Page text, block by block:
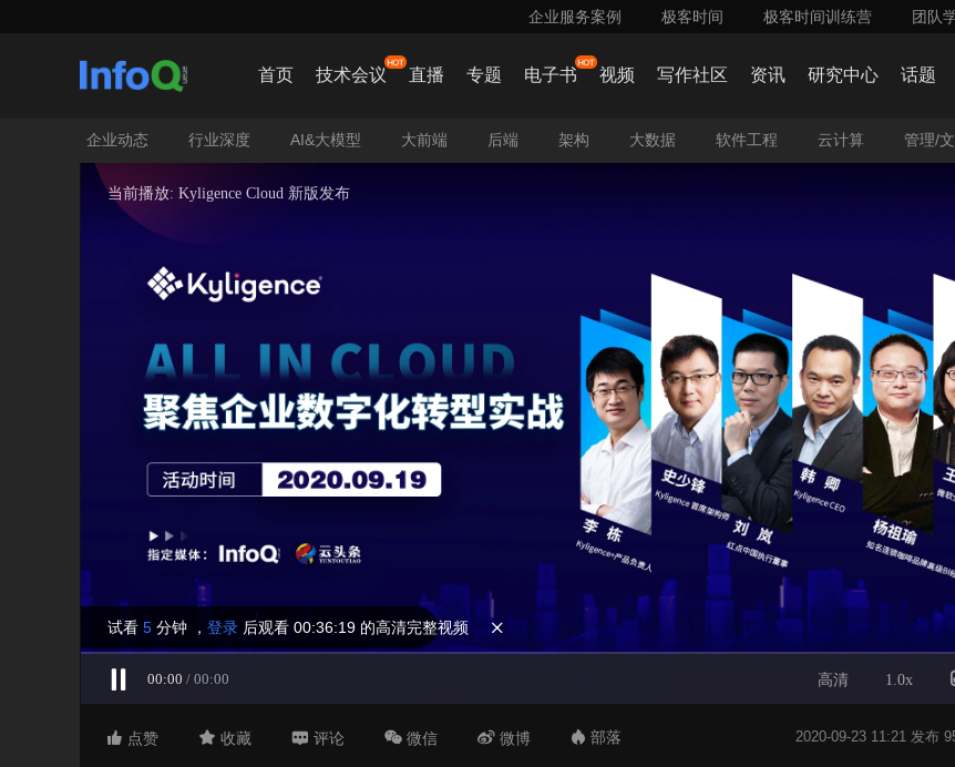
企业服务案例 极客时间 极客时间训练营 团队
【AICon】 如何构建高效的 RAG 系统？RAG 技术在实际应用中遇到的挑战及应对策略
首页 技术会议 直播 专题 电子书 视频 写作社区 资讯 研究中心 话题
企业动态 行业深度 AI&大模型 大前端 后端 架构 大数据 软件工程 云计算 管理/
当前播放: Kyligence Cloud 新版发布
00:00 / 00:00 高清 1.0x
试看 5 分钟 ， 登录后观看 00:36:19 的高清完整视频 
 点赞  收藏  评论  微信  微博  部落 2020-09-23 11:21 发布